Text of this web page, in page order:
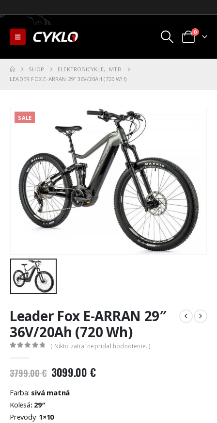
0
SHOP ELEKTROBICYKLE,
MTB
LEADER FOX E-ARRAN 29″ 36V/20AH (720 WH)
SALE
Leader Fox E-ARRAN 29″
36V/20Ah (720 Wh)
( Nikto zatiaľ nepridal hodnotenie. )
3799.00€ Pôvodná
cena
bola:
3099.00 €Aktuálna
cena
Farba: sivá matná
Kolesá: 29″
Prevody: 1×10